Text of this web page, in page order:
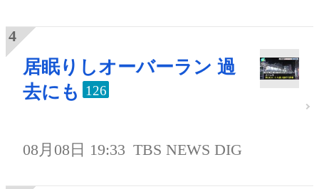
居眠りしオーバーラン 過
去にも
126
08月08日 19:33 TBS NEWS DIG